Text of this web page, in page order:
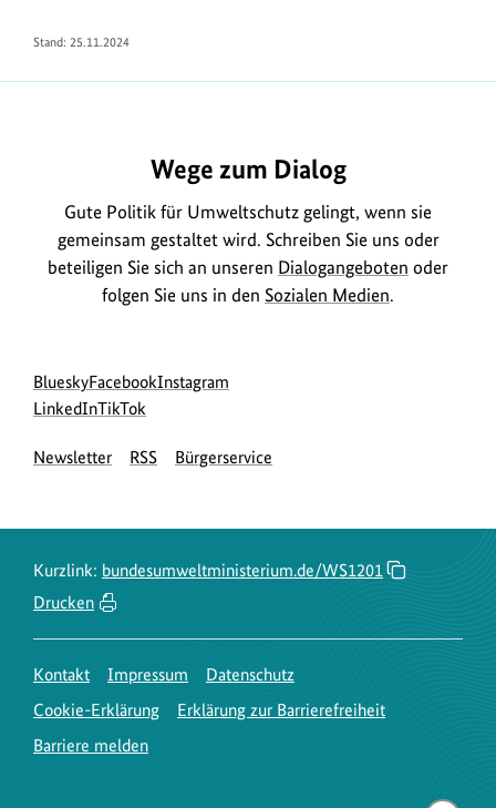
Stand: 25.11.2024
Wege zum Dialog
Gute Politik für Umweltschutz gelingt, wenn sie
gemeinsam gestaltet wird. Schreiben Sie uns oder
beteiligen Sie sich an unseren Dialogangeboten oder
folgen Sie uns in den Sozialen Medien.
Social
Media
Blueskyzur
Bluesky-
des
Facebookzur
des
Instagram
des
LinkedInzur
Seite
zur
Seite
TikTok
Newsletter RSS Bürgerservice
Kurzlink: bundesumweltministerium.de/WS1201
Drucken
Kontakt Impressum
Datenschutz
Cookie-Erklärung
Erklärung zur Barrierefreiheit
Barriere melden